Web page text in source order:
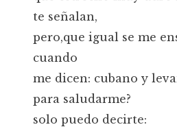
te señalan,
pero,que igual se me
cuando
me dicen: cubano y
para saludarme?
solo puedo decirte: